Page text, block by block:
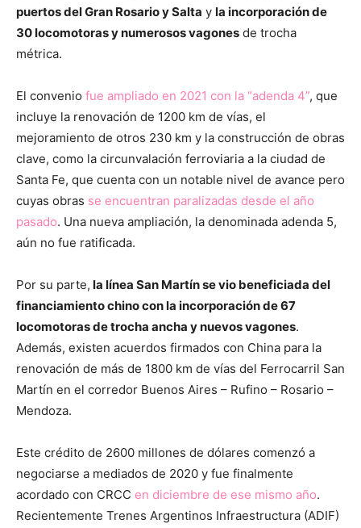
puertos del Gran Rosario y Salta y la incorporación de
30 locomotoras y numerosos vagones de trocha
métrica.
El convenio fue ampliado en 2021 con la “adenda 4”, que
incluye la renovación de 1200 km de vías, el
mejoramiento de otros 230 km y la construcción de obras
clave, como la circunvalación ferroviaria a la ciudad de
Santa Fe, que cuenta con un notable nivel de avance pero
cuyas obras se encuentran paralizadas desde el año
pasado. Una nueva ampliación, la denominada adenda 5,
aún no fue ratificada.
Por su parte, la línea San Martín se vio beneficiada del
financiamiento chino con la incorporación de 67
locomotoras de trocha ancha y nuevos vagones.
Además, existen acuerdos firmados con China para la
renovación de más de 1800 km de vías del Ferrocarril San
Martín en el corredor Buenos Aires – Rufino – Rosario –
Mendoza.
Este crédito de 2600 millones de dólares comenzó a
negociarse a mediados de 2020 y fue finalmente
acordado con CRCC en diciembre de ese mismo año.
Recientemente Trenes Argentinos Infraestructura (ADIF)